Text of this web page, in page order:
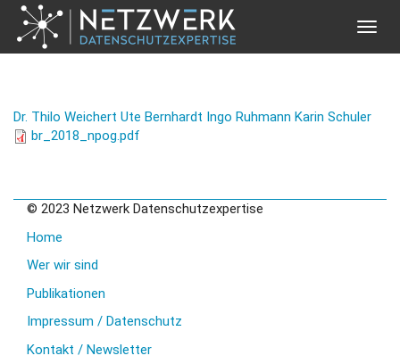
Toggle
Dr. Thilo Weichert Ute Bernhardt Ingo Ruhmann Karin Schuler
br_2018_npog.pdf
© 2023 Netzwerk Datenschutzexpertise
Home
Wer wir sind
Publikationen
Impressum / Datenschutz
Kontakt / Newsletter